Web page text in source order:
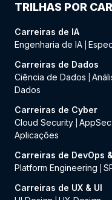
TRILHAS POR
Carreiras de IA
Engenharia de IA
Carreiras de Dados
Ciência de Dados
Dados
Carreiras de Cyber
Cloud Security
Aplicações
Carreiras de DevOps
Platform Engineering
Carreiras de UX & UI